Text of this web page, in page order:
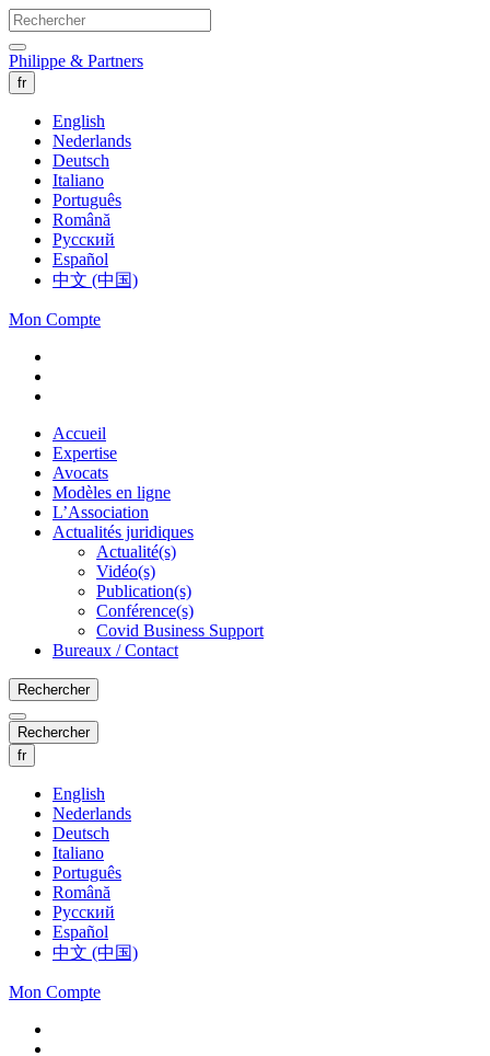
Philippe & Partners
fr
English
Nederlands
Deutsch
Italiano
Português
Română
Русский
Español
中文 (中国)
Mon Compte
Accueil
Expertise
Avocats
Modèles en ligne
L’Association
Actualités juridiques
Actualité(s)
Vidéo(s)
Publication(s)
Conférence(s)
Covid Business Support
Bureaux / Contact
Rechercher
Rechercher
fr
English
Nederlands
Deutsch
Italiano
Português
Română
Русский
Español
中文 (中国)
Mon Compte